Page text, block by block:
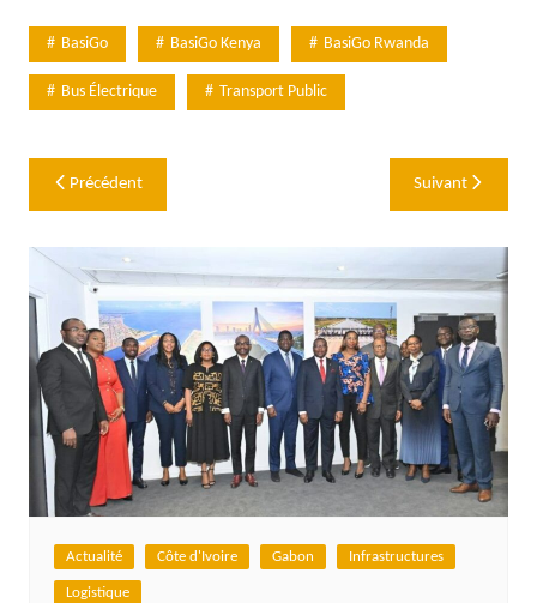
BasiGo BasiGo Kenya BasiGo Rwanda
Bus Électrique Transport Public
Navigation
de
l’article
Précédent Suivant
Actualité Côte d'Ivoire Gabon Infrastructures
Logistique